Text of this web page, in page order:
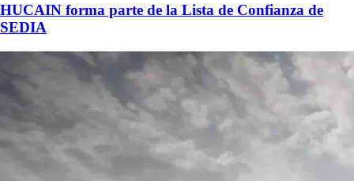
HUCAIN forma parte de la Lista de Confianza de
SEDIA